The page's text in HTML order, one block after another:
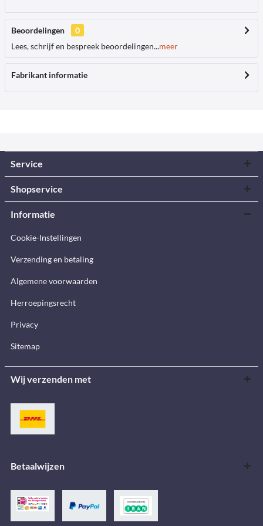
Beoordelingen
0
Lees, schrijf en bespreek beoordelingen...meer
Fabrikant informatie
Service
Shopservice
Informatie
Cookie-Instellingen
Verzending en betaling
Algemene voorwaarden
Herroepingsrecht
Privacy
Sitemap
Wij verzenden met
Betaalwijzen